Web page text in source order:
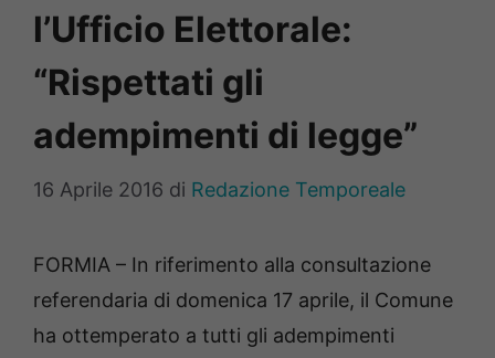
l’Ufficio Elettorale:
“Rispettati gli
adempimenti di legge”
16 Aprile 2016 di Redazione Temporeale
FORMIA – In riferimento alla consultazione
referendaria di domenica 17 aprile, il Comune
ha ottemperato a tutti gli adempimenti